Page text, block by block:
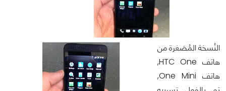
النُسخة المُصَغرة من
هاتف HTC One,
هاتف One Mini,